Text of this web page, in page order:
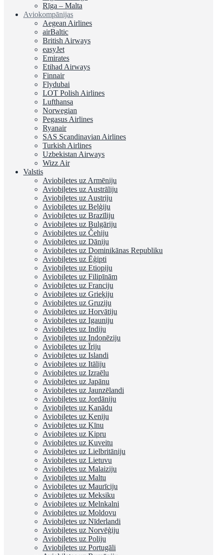
Rīga – Malta
Aviokompānijas
Aegean Airlines
airBaltic
British Airways
easyJet
Emirates
Etihad Airways
Finnair
Flydubai
LOT Polish Airlines
Lufthansa
Norwegian
Pegasus Airlines
Ryanair
SAS Scandinavian Airlines
Turkish Airlines
Uzbekistan Airways
Wizz Air
Valstis
Aviobiļetes uz Armēniju
Aviobiļetes uz Austrāliju
Aviobiļetes uz Austriju
Aviobiļetes uz Beļģiju
Aviobiļetes uz Brazīliju
Aviobiļetes uz Bulgāriju
Aviobiļetes uz Čehiju
Aviobiļetes uz Dāniju
Aviobiļetes uz Dominikānas Republiku
Aviobiļetes uz Ēģipti
Aviobiļetes uz Etiopiju
Aviobiļetes uz Filipīnām
Aviobiļetes uz Franciju
Aviobiļetes uz Grieķiju
Aviobiļetes uz Gruziju
Aviobiļetes uz Horvātiju
Aviobiļetes uz Igauniju
Aviobiļetes uz Indiju
Aviobiļetes uz Indonēziju
Aviobiļetes uz Īriju
Aviobiļetes uz Islandi
Aviobiļetes uz Itāliju
Aviobiļetes uz Izraēlu
Aviobiļetes uz Japānu
Aviobiļetes uz Jaunzēlandi
Aviobiļetes uz Jordāniju
Aviobiļetes uz Kanādu
Aviobiļetes uz Keniju
Aviobiļetes uz Ķīnu
Aviobiļetes uz Kipru
Aviobiļetes uz Kuveitu
Aviobiļetes uz Lielbritāniju
Aviobiļetes uz Lietuvu
Aviobiļetes uz Malaiziju
Aviobiļetes uz Maltu
Aviobiļetes uz Maurīciju
Aviobiļetes uz Meksiku
Aviobiļetes uz Melnkalni
Aviobiļetes uz Moldovu
Aviobiļetes uz Nīderlandi
Aviobiļetes uz Norvēģiju
Aviobiļetes uz Poliju
Aviobiļetes uz Portugāli